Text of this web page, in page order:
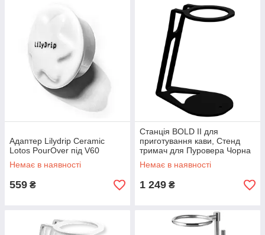
Адаптер Lilydrip Ceramic
Lotos PourOver під V60
Немає в наявності
559 ₴
Станція BOLD II для
приготування кави, Стенд
тримач для Пуровера Чорна
Немає в наявності
1 249 ₴